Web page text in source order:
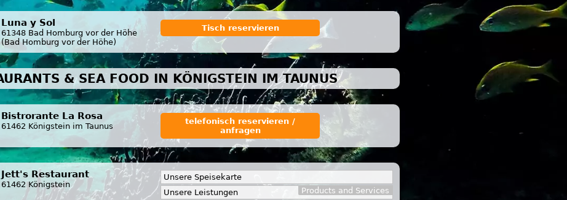
Luna y Sol
61348 Bad Homburg vor der Höhe
(Bad Homburg vor der Höhe)
Tisch reservieren
& SEA FOOD IN KÖNIGSTEIN IM TAUNUS
Bistrorante La Rosa
61462 Königstein im Taunus
telefonisch reservieren /
anfragen
Jett's Restaurant
61462 Königstein
Unsere Speisekarte
Products and Services
Unsere Leistungen